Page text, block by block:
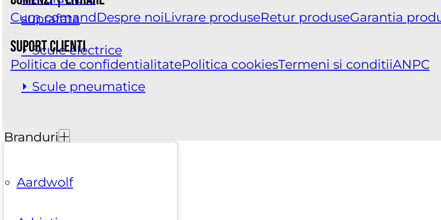
suprafata
⏵ Scule electrice
⏵ Scule pneumatice
Branduri
Aardwolf
Cum comandDespre noiLivrare produseRetur produseGarantia
Suport clienti
Politica de confidentialitatePolitica cookiesTermeni si conditiiANPC